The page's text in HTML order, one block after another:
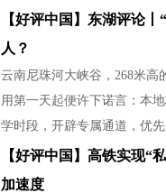
【好评中国】东湖评论
人？
云南尼珠河大峡谷，268米高
用第一天起便许下诺言：本
学时段，开辟专属通道，优
稳，是暴雨天不必紧贴湿滑
家里分担农活的从容。
【好评中国】高铁实现“
加速度